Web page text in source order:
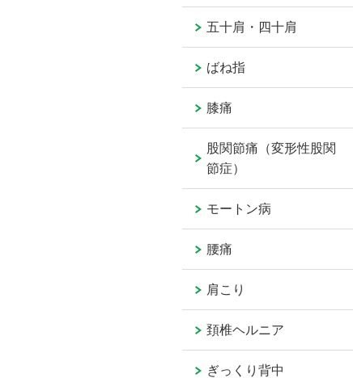
五十肩・四十肩
ばね指
膝痛
股関節痛（変形性股関
節症）
モートン病
腰痛
肩こり
頚椎ヘルニア
ぎっくり背中